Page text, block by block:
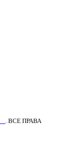
. ВСЕ ПРАВА